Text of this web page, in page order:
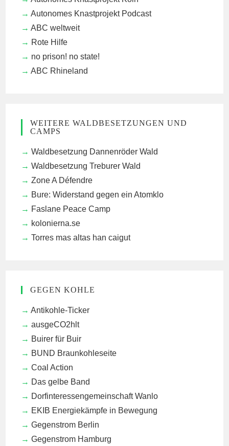
Autonomes Knastprojekt Podcast
ABC weltweit
Rote Hilfe
no prison! no state!
ABC Rhineland
WEITERE WALDBESETZUNGEN UND
CAMPS
Waldbesetzung Dannenröder Wald
Waldbesetzung Treburer Wald
Zone A Défendre
Bure: Widerstand gegen ein Atomklo
Faslane Peace Camp
kolonierna.se
Torres mas altas han caigut
GEGEN KOHLE
Antikohle-Ticker
ausgeCO2hlt
Buirer für Buir
BUND Braunkohleseite
Coal Action
Das gelbe Band
Dorfinteressengemeinschaft Wanlo
EKIB Energiekämpfe in Bewegung
Gegenstrom Berlin
Gegenstrom Hamburg